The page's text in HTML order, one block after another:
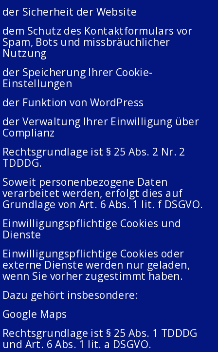
der Sicherheit der Website
dem Schutz des Kontaktformulars vor
Spam, Bots und missbräuchlicher
Nutzung
der Speicherung Ihrer Cookie-
Einstellungen
der Funktion von WordPress
der Verwaltung Ihrer Einwilligung über
Complianz
Rechtsgrundlage ist § 25 Abs. 2 Nr. 2
TDDDG.
Soweit personenbezogene Daten
verarbeitet werden, erfolgt dies auf
Grundlage von Art. 6 Abs. 1 lit. f DSGVO.
Einwilligungspflichtige Cookies und
Dienste
Einwilligungspflichtige Cookies oder
externe Dienste werden nur geladen,
wenn Sie vorher zugestimmt haben.
Dazu gehört insbesondere:
Google Maps
Rechtsgrundlage ist § 25 Abs. 1 TDDDG
und Art. 6 Abs. 1 lit. a DSGVO.